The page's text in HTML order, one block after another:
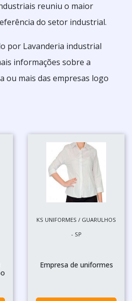
reuniu o maior
do setor industrial.
por Lavanderia industrial
informações sobre a
ou mais das empresas logo
KS UNIFORMES / GUARULHOS
- SP
Empresa de uniformes